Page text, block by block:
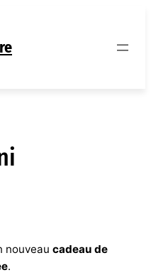
nouveau cadeau de
.